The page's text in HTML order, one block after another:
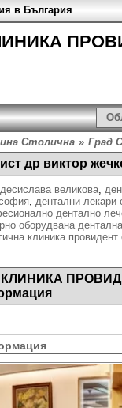
в България
Столична » Град
др виктор
великова,
, дентални лекари
дентално
оборудвана
клиника